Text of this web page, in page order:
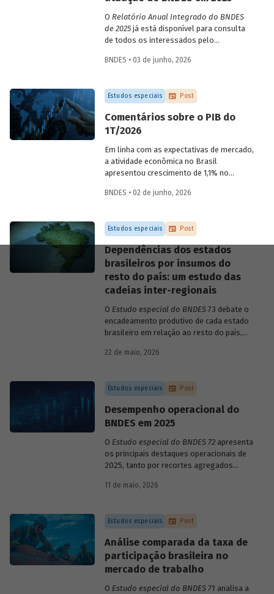
O Relatório Anual Integrado do BNDES
de 2025já está disponível para consulta
de todos os interessados pelo
sua prestação de contas. O documento
principais resultados, os impactos de sua
atuação no ano, e mostra como o BNDES
permanece crescendo de forma
consistente e sólida, mesmo diante de
cenários desafiadores.
BNDES • 03 de junho, 2026
Estudos especiais Post
Comentários sobre o PIB do
1T/2026
Em linha com as expectativas de mercado,
a atividade econômica no Brasil
apresentou crescimento de 1,1% no
imediatamente anterior, na série ajustada
detalhada e uma previsão para os
próximos meses no Estudo especial do
BNDES 74.
BNDES • 02 de junho, 2026
Estudos especiais Post
Dependências dos estados
brasileiros por insumos do
resto do país: um estudo das
cadeias inter-regionais
O Estudo especial do BNDES73 debate o
encadeamento produtivo de cada estado
brasileiro em relação ao resto do país,
quanto o estímulo a um estado ou setor
metodologia de construção de matrizes
22 de maio, 2026
Estudos especiais Post
Desempenho operacional do
BNDES em 2025
O Estudo especial do BNDES 72 apresenta
os principais destaques operacionais de
2025, tanto por recortes agregados
específicas do Banco.
11 de maio, 2026
Estudos especiais Post
Análise comparada da taxa de
participação brasileira no
mercado de trabalho
O Estudo especial do BNDES 71 analisa a